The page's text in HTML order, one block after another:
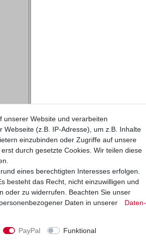
unserer Website und verarbeiten
(z.B. IP-Adresse), um z.B. Inhalte
einzubinden oder Zugriffe auf unsere
durch gesetzte Cookies. Wir teilen diese
eines berechtigten Interesses erfolgen.
besteht das Recht, nicht einzuwilligen und
oder zu widerrufen. Beachten Sie unser
Daten in unserer
Daten­
PayPal
Funktional